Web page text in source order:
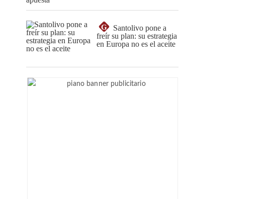
G
Santolivo pone a
freír su plan: su estrategia
en Europa no es el aceite